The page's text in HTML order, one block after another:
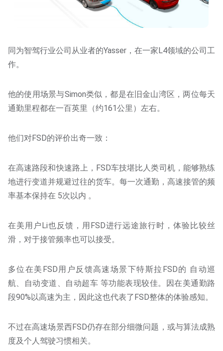
同为智驾行业公司从业者的Yasser，在一家L4领域的公司工
作。
他的使用场景与Simon类似，都是在旧金山湾区，两位每天
通勤里程都在一百英里（约161公里）左右。
他们对FSD的评价出奇一致：
在高速路段和快速路上，FSD车技堪比人类司机，能够熟练
地进行变道并规避过往的货车。每一次通勤，高速接管的频
率基本保持在 5次以内 。
在美用户Li也反馈，用FSD进行远途旅行时，体验比较丝
滑，对于接管频率也可以接受。
多位在美FSD用户反馈高速场景下特斯拉FSD的 自动巡
航、自动变道、自动超车 等功能表现较佳。因在美通勤路
段90%以高速为主，因此这也代表了FSD整体的体验感知。
不过在高速场景西FSD仍存在部分细微问题，或与算法成熟
度及个人驾驶习惯相关。